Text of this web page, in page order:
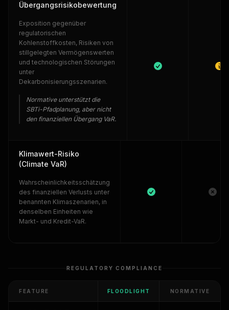
Übergangsrisikobewertung
Exposition gegenüber
regulatorischen
Kohlenstoffkosten, Risiken von
stillgelegten Vermögenswerten
und technologischen Störungen
unter
Dekarbonisierungsszenarien.
Normative unterstützt die
SBTi-Pfadplanung, aber nicht
den finanziellen Übergang VaR.
Klimawert-Risiko
(Climate VaR)
Wahrscheinlichkeitsschätzung
des finanziellen Verlusts unter
benannten Klimaszenarien, in
denselben Einheiten wie
Markt- und Kredit-VaR.
REGULATORY COMPLIANCE
FEATURE FLOODLIGHT NORMATIVE